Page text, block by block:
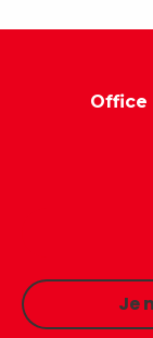
Office
Je